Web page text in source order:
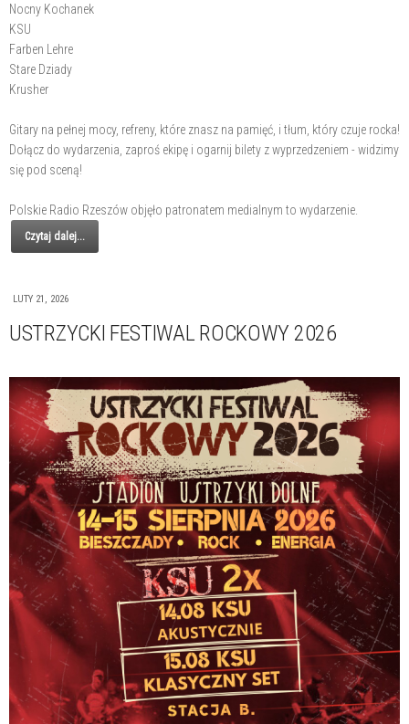
Nocny Kochanek
KSU
Farben Lehre
Stare Dziady
Krusher
Gitary na pełnej mocy, refreny, które znasz na pamięć, i tłum, który czuje rocka!
Dołącz do wydarzenia, zaproś ekipę i ogarnij bilety z wyprzedzeniem - widzimy
się pod sceną!
Polskie Radio Rzeszów objęło patronatem medialnym to wydarzenie.
Czytaj dalej...
LUTY 21, 2026
USTRZYCKI FESTIWAL ROCKOWY 2026